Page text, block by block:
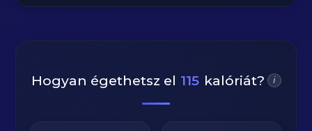
Hogyan égethetsz el 115 kalóriát? i